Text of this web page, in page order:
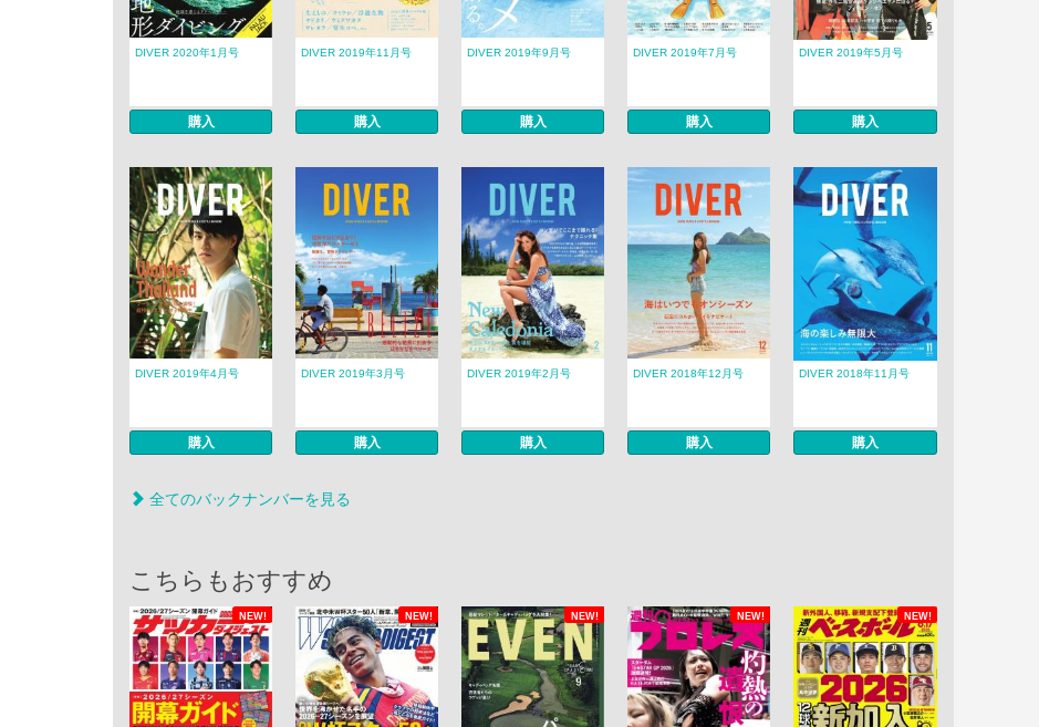
DIVER 2020年1月号
購入
DIVER 2019年11月号
購入
DIVER 2019年9月号
購入
DIVER 2019年7月号
購入
DIVER 2019年5月号
購入
DIVER 2019年4月号
購入
DIVER 2019年3月号
購入
DIVER 2019年2月号
購入
DIVER 2018年12月号
購入
DIVER 2018年11月号
購入
全てのバックナンバーを見る
こちらもおすすめ
NEW! NEW! NEW! NEW! NEW!